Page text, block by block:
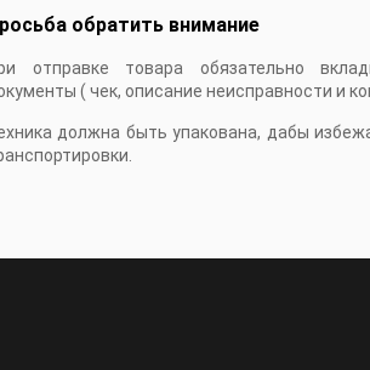
обратить внимание
отправке товара обязательно
( чек, описание неисправности и
должна быть упакована, дабы